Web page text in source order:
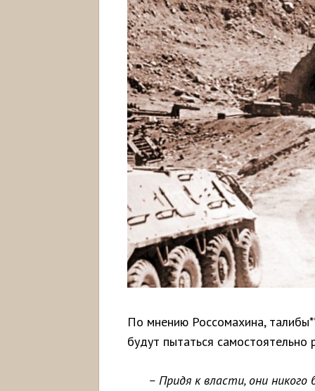
По мнению Россомахина,
будут пытаться
– Придя к власти, они